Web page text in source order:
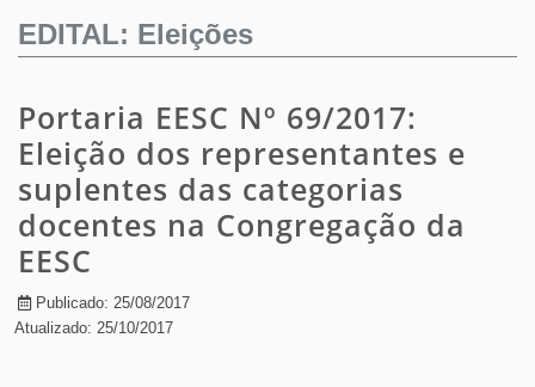
EDITAL: Eleições
Portaria EESC Nº 69/2017:
Eleição dos representantes e
suplentes das categorias
docentes na Congregação da
EESC
Publicado: 25/08/2017
Atualizado: 25/10/2017